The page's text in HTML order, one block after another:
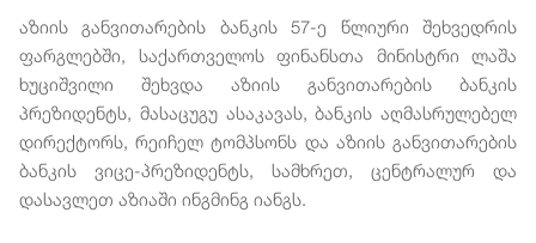
აზიის განვითარების ბანკის 57-ე წლიური შეხვედრის
ფარგლებში, საქართველოს ფინანსთა მინისტრი ლაშა
ხუციშვილი შეხვდა აზიის განვითარების ბანკის
პრეზიდენტს, მასაცუგუ ასაკავას, ბანკის აღმასრულებელ
დირექტორს, რეიჩელ ტომპსონს და აზიის განვითარების
ბანკის ვიცე-პრეზიდენტს, სამხრეთ, ცენტრალურ და
დასავლეთ აზიაში ინგმინგ იანგს.